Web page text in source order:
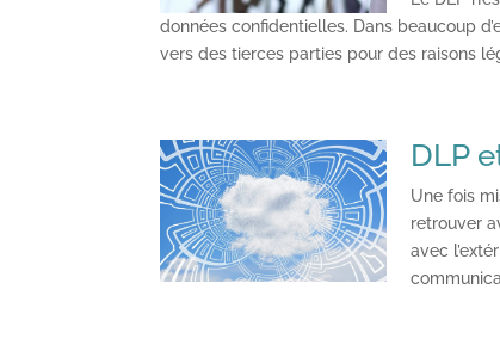
données confidentielles. Dans beaucoup
vers des tierces parties pour des raisons
DLP
Une fois
retrouver
avec